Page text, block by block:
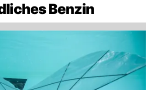
Benzin